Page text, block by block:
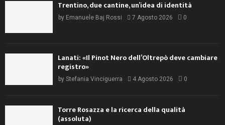
Trentino, due cantine, un’idea di identità
by Emanuele Baj Rossi 7 Agosto 2026 0
Lanati: «Il Pinot Nero dell’Oltrepò deve cambiare
registro»
by Stefania Vinciguerra 4 Agosto 2026 0
Torre Rosazza e la ricerca della qualità
(assoluta)